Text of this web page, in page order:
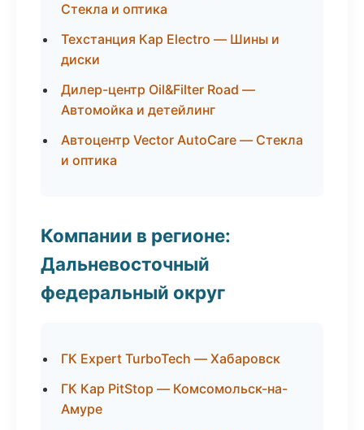
Стекла и оптика
Техстанция Кар Electro — Шины и
диски
Дилер-центр Oil&Filter Road —
Автомойка и детейлинг
Автоцентр Vector AutoCare — Стекла
и оптика
Компании в регионе:
Дальневосточный
федеральный округ
ГК Expert TurboTech — Хабаровск
ГК Кар PitStop — Комсомольск-на-
Амуре